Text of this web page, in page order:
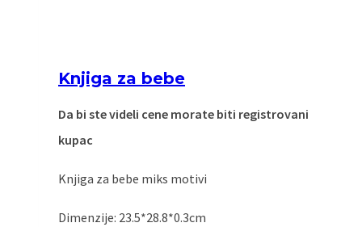
Knjiga za bebe
Da bi ste videli cene morate biti registrovani
kupac
Knjiga za bebe miks motivi
Dimenzije: 23.5*28.8*0.3cm